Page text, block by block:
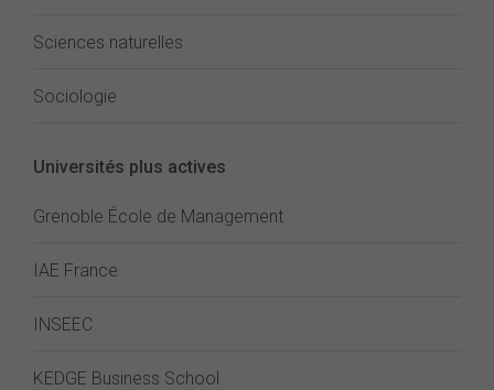
Sciences naturelles
Sociologie
Universités plus actives
Grenoble École de Management
IAE France
INSEEC
KEDGE Business School